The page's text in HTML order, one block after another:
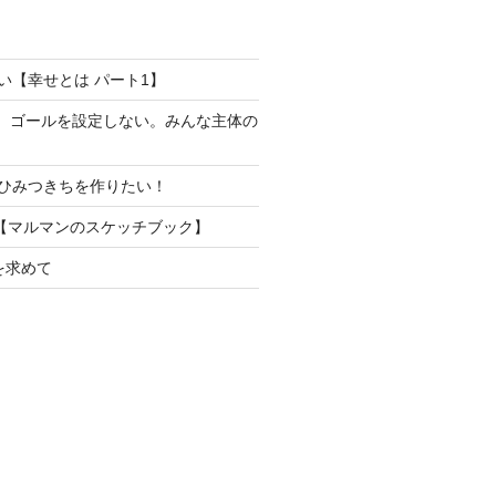
幸せとは パート1】
ゴールを設定しない。みんな主体の
みつきちを作りたい！
ルマンのスケッチブック】
求めて